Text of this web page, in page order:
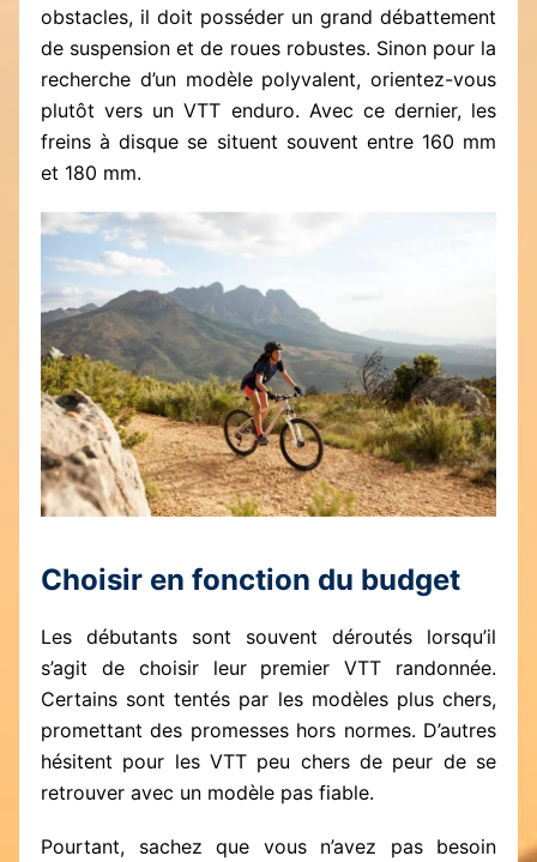
obstacles, il doit posséder un grand débattement
de suspension et de roues robustes. Sinon pour la
recherche d’un modèle polyvalent, orientez-vous
plutôt vers un VTT enduro. Avec ce dernier, les
freins à disque se situent souvent entre 160 mm
et 180 mm.
Choisir en fonction du budget
Les débutants sont souvent déroutés lorsqu’il
s’agit de choisir leur premier VTT randonnée.
Certains sont tentés par les modèles plus chers,
promettant des promesses hors normes. D’autres
hésitent pour les VTT peu chers de peur de se
retrouver avec un modèle pas fiable.
Pourtant, sachez que vous n’avez pas besoin